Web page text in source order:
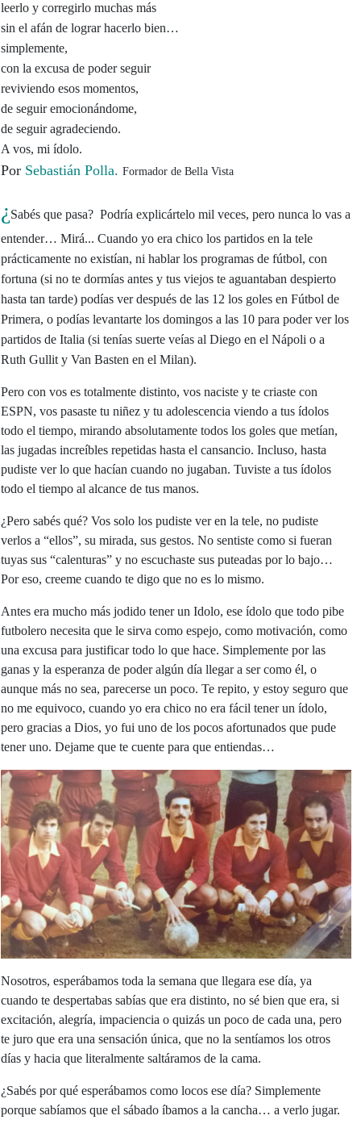
leerlo y corregirlo muchas más
sin el afán de lograr hacerlo bien…
simplemente,
con la excusa de poder seguir
reviviendo esos momentos,
de seguir emocionándome,
de seguir agradeciendo.
A vos, mi ídolo.
Por Sebastián Polla. Formador de Bella Vista
¿ Sabés que pasa? Podría explicártelo mil veces, pero nunca lo vas a
entender… Mirá... Cuando yo era chico los partidos en la tele
prácticamente no existían, ni hablar los programas de fútbol, con
fortuna (si no te dormías antes y tus viejos te aguantaban despierto
hasta tan tarde) podías ver después de las 12 los goles en Fútbol de
Primera, o podías levantarte los domingos a las 10 para poder ver los
partidos de Italia (si tenías suerte veías al Diego en el Nápoli o a
Ruth Gullit y Van Basten en el Milan).
Pero con vos es totalmente distinto, vos naciste y te criaste con
ESPN, vos pasaste tu niñez y tu adolescencia viendo a tus ídolos
todo el tiempo, mirando absolutamente todos los goles que metían,
las jugadas increíbles repetidas hasta el cansancio. Incluso, hasta
pudiste ver lo que hacían cuando no jugaban. Tuviste a tus ídolos
todo el tiempo al alcance de tus manos.
¿Pero sabés qué? Vos solo los pudiste ver en la tele, no pudiste
verlos a “ellos”, su mirada, sus gestos. No sentiste como si fueran
tuyas sus “calenturas” y no escuchaste sus puteadas por lo bajo…
Por eso, creeme cuando te digo que no es lo mismo.
Antes era mucho más jodido tener un Idolo, ese ídolo que todo pibe
futbolero necesita que le sirva como espejo, como motivación, como
una excusa para justificar todo lo que hace. Simplemente por las
ganas y la esperanza de poder algún día llegar a ser como él, o
aunque más no sea, parecerse un poco. Te repito, y estoy seguro que
no me equivoco, cuando yo era chico no era fácil tener un ídolo,
pero gracias a Dios, yo fui uno de los pocos afortunados que pude
tener uno. Dejame que te cuente para que entiendas…
Nosotros, esperábamos toda la semana que llegara ese día, ya
cuando te despertabas sabías que era distinto, no sé bien que era, si
excitación, alegría, impaciencia o quizás un poco de cada una, pero
te juro que era una sensación única, que no la sentíamos los otros
días y hacia que literalmente saltáramos de la cama.
¿Sabés por qué esperábamos como locos ese día? Simplemente
porque sabíamos que el sábado íbamos a la cancha… a verlo jugar.